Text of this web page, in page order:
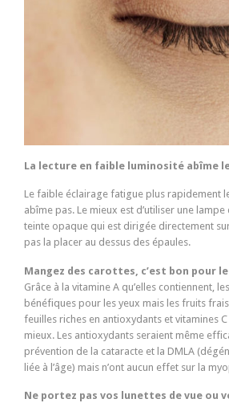
La lecture en faible luminosité abîme
Le faible éclairage fatigue plus rapidement
abîme pas. Le mieux est d’utiliser une
teinte opaque qui est dirigée directement
pas la placer au dessus des épaules.
Mangez des carottes, c’est bon pour
Grâce à la vitamine A qu’elles contiennent,
bénéfiques pour les yeux mais les fruits
feuilles riches en antioxydants et vitamines
mieux. Les antioxydants seraient même
prévention de la cataracte et la DMLA
liée à l’âge) mais n’ont aucun effet sur la
Ne portez pas vos lunettes de vue ou